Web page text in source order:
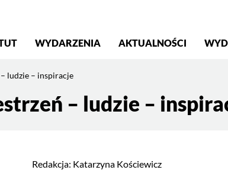
WYDARZENIA AKTUALNOŚCI
ludzie – inspiracje
– ludzie –
Redakcja: Katarzyna Kościewicz